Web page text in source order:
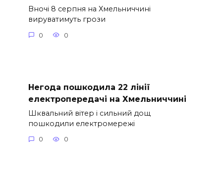
Вночі 8 серпня на Хмельниччині
вируватимуть грози
0 0
Негода пошкодила 22 лінії
електропередачі на Хмельниччині
Шквальний вітер і сильний дощ
пошкодили електромережі
0 0